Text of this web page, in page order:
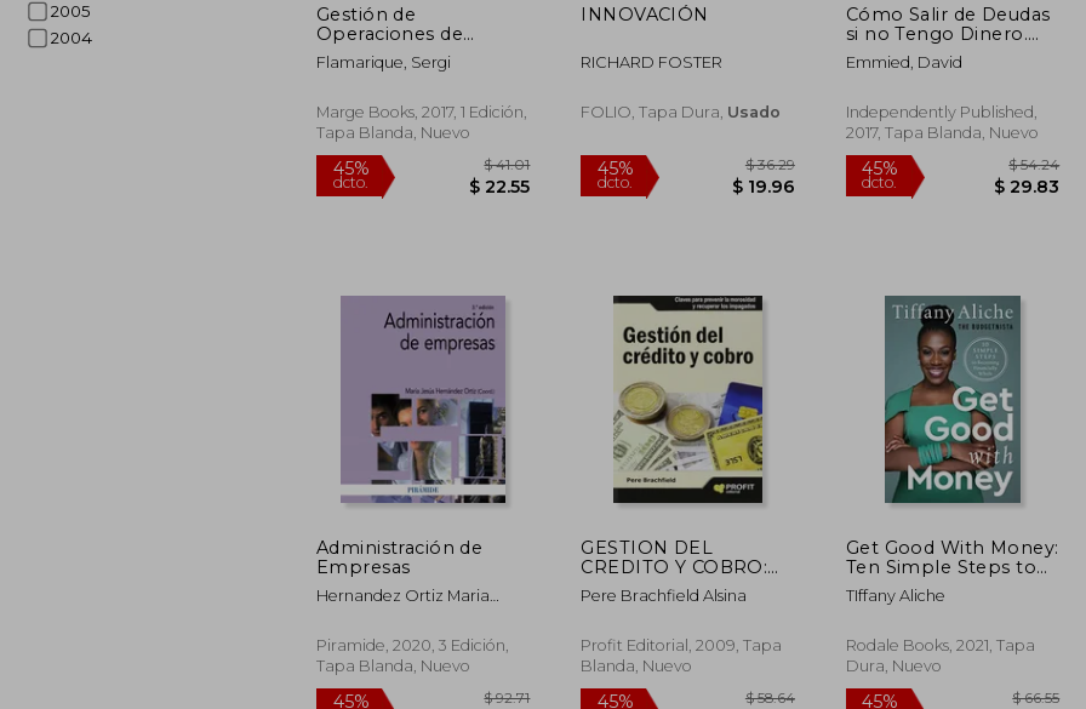
2005
2004
dcto. $ 45.48 dcto. $ 56.41 dcto.
Gestión de
Operaciones de
Almacenaje
Flamarique, Sergi
Marge Books, 2017, 1 Edición,
Tapa Blanda, Nuevo
45%
dcto.
$ 41.01
INNOVACIÓN
RICHARD FOSTER
FOLIO, Tapa Dura, Usado
45%
dcto.
$ 36.29
Cómo Salir de Deudas
si no Tengo Dinero.
Recupera tu
Tranquilidad y Libertad
Educación Financiera.
Vive Libre de Deuda y
Personales. No más
Necesito Dinero
Emmied, David
Independently Published,
2017, Tapa Blanda, Nuevo
Administración de
Empresas
Hernandez Ortiz Maria
Piramide, 2020, 3 Edición,
Tapa Blanda, Nuevo
GESTION DEL
CREDITO Y COBRO:
Claves para prevenir la
morosidad y recuperar
Pere Brachfield Alsina
Profit Editorial, 2009, Tapa
Blanda, Nuevo
Get Good With Money:
Ten Simple Steps to
Becoming Financially
Whole (en Inglés)
TIffany Aliche
Rodale Books, 2021, Tapa
Dura, Nuevo